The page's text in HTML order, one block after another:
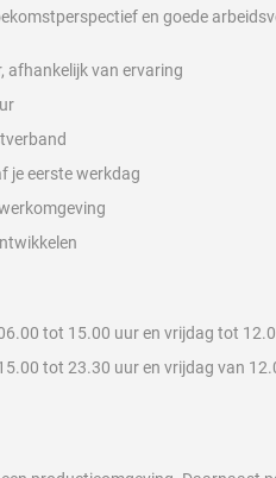
en goede
afhankelijk van ervaring
je eerste werkdag
tot 15.00 uur en vrijdag tot
tot 23.30 uur en vrijdag van